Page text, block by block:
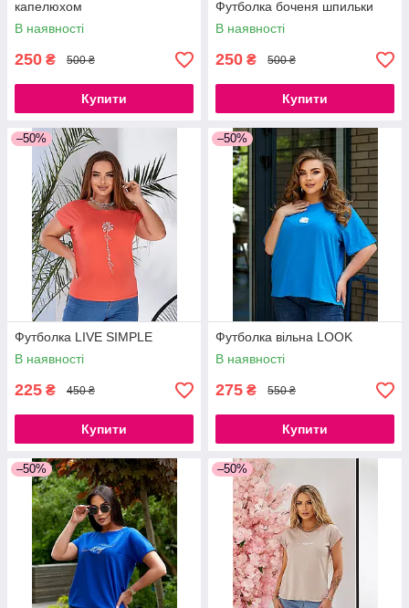
капелюхом
В наявності
250 ₴ 500 ₴
Купити
Футболка боченя шпильки
В наявності
250 ₴ 500 ₴
Купити
–50%
Футболка LIVE SIMPLE
В наявності
225 ₴ 450 ₴
Купити
–50%
Футболка вільна LOOK
В наявності
275 ₴ 550 ₴
Купити
–50% –50%